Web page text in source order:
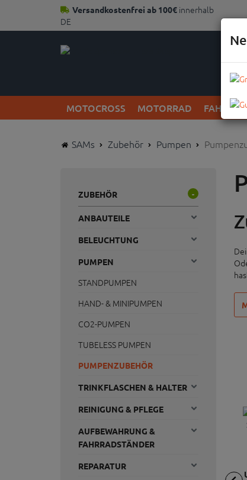
Versandkostenfrei ab 100€ innerhalb
DE
MOTOCROSS MOTORRAD FAHRRAD
SAMs Zubehör Pumpen
ZUBEHÖR -
ANBAUTEILE
BELEUCHTUNG
PUMPEN
STANDPUMPEN
HAND- & MINIPUMPEN
CO2-PUMPEN
TUBELESS PUMPEN
PUMPENZUBEHÖR
TRINKFLASCHEN & HALTER
REINIGUNG & PFLEGE
AUFBEWAHRUNG &
FAHRRADSTÄNDER
REPARATUR